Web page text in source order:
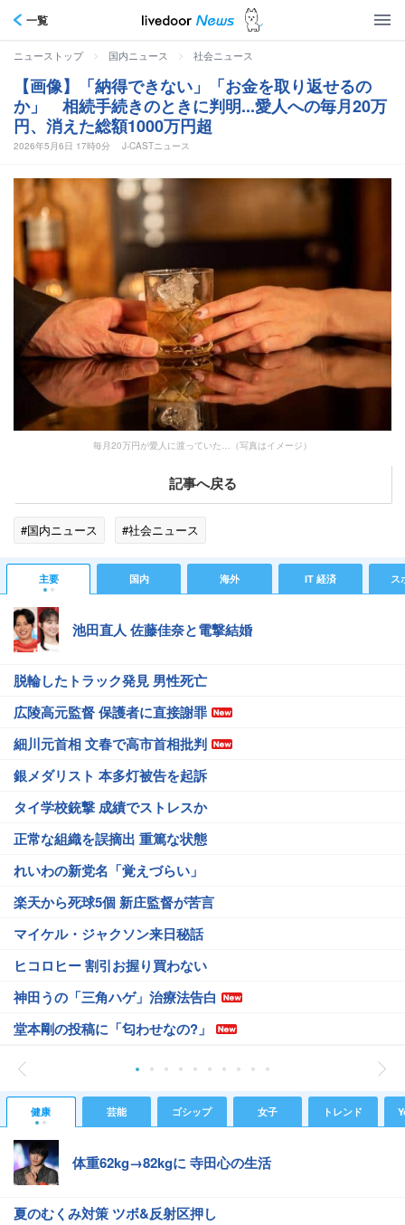
一覧
ニューストップ > 国内ニュース > 社会ニュース
【画像】「納得できない」「お金を取り返せるの
か」 相続手続きのときに判明...愛人への毎月20万
円、消えた総額1000万円超
2026年5月6日 17時0分 J-CASTニュース
毎月20万円が愛人に渡っていた…（写真はイメージ）
記事へ戻る
#国内ニュース #社会ニュース
主要 国内 海外 IT 経済 ス
池田直人 佐藤佳奈と電撃結婚
脱輪したトラック発見 男性死亡
広陵高元監督 保護者に直接謝罪
細川元首相 文春で高市首相批判
銀メダリスト 本多灯被告を起訴
タイ学校銃撃 成績でストレスか
正常な組織を誤摘出 重篤な状態
れいわの新党名「覚えづらい」
楽天から死球5個 新庄監督が苦言
マイケル・ジャクソン来日秘話
ヒコロヒー 割引お握り買わない
神田うの「三角ハゲ」治療法告白
堂本剛の投稿に「匂わせなの?」
健康 芸能 ゴシップ 女子 トレンド
体重62kg→82kgに 寺田心の生活
夏のむくみ対策 ツボ&反射区押し